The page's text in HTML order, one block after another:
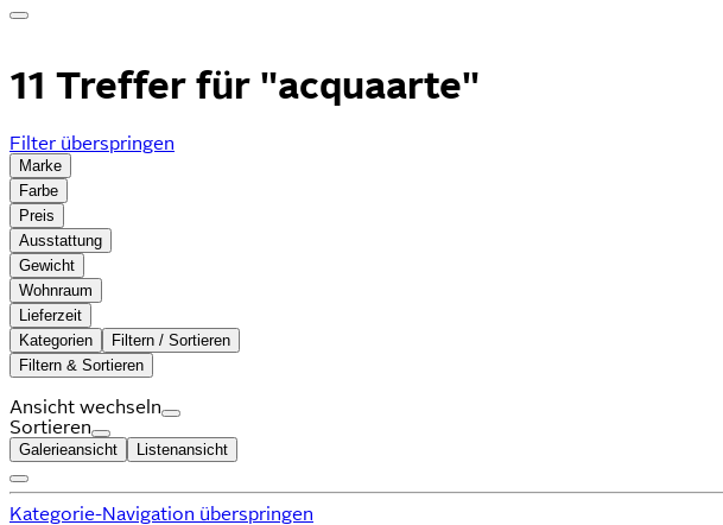
11 Treffer für "acquaarte"
Filter überspringen
Marke
Farbe
Preis
Ausstattung
Gewicht
Wohnraum
Lieferzeit
Kategorien
Filtern / Sortieren
Filtern & Sortieren
Ansicht wechseln
Sortieren
Galerieansicht Listenansicht
Kategorie-Navigation überspringen